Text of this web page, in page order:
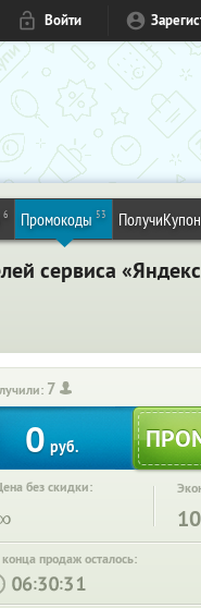
Войти
6 Промокоды 53 ПолучиКупон
сервиса «Яндекс
7
0 руб.
без скидки:
10
продаж осталось:
: :